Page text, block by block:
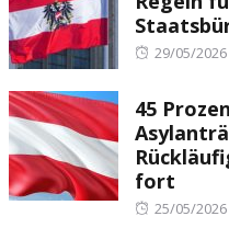
Posted
29/05/2026
45
fort
Posted
25/05/2026